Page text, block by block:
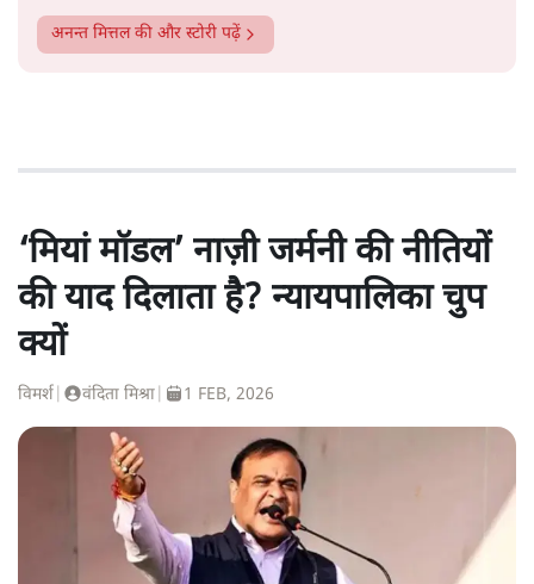
अनन्त मित्तलकी और स्टोरी पढ़ें
‘मियां मॉडल’ नाज़ी जर्मनी की नीतियों
की याद दिलाता है? न्यायपालिका चुप
क्यों
विमर्श वंदिता मिश्रा 1 FEB, 2026